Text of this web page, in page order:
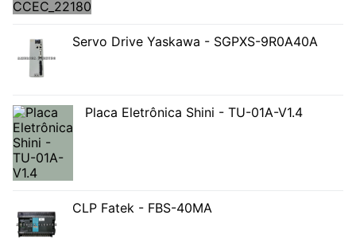
Servo Drive Yaskawa - SGPXS-9R0A40A
Placa Eletrônica Shini - TU-01A-V1.4
CLP Fatek - FBS-40MA